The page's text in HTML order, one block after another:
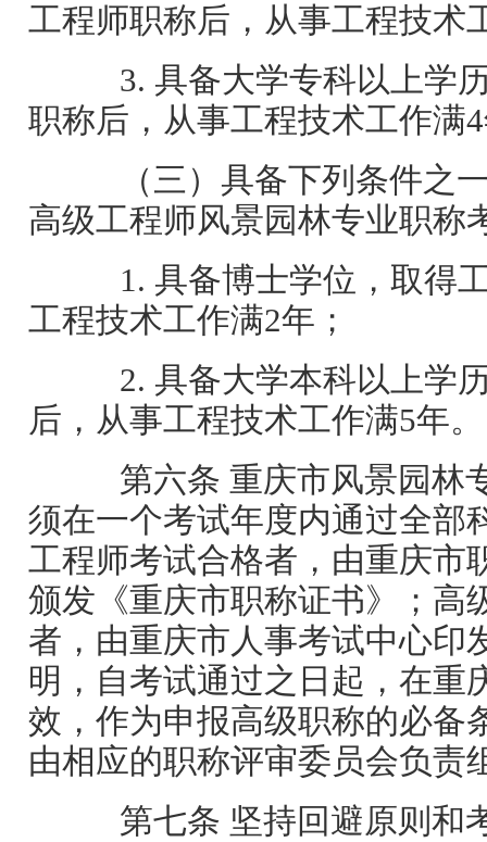
工程师职称后，从事工程技术
3. 具备大学专科以上学
职称后，从事工程技术工作满
（三）具备下列条件之
高级工程师风景园林专业职称
1. 具备博士学位，取得
工程技术工作满2年；
2. 具备大学本科以上学
后，从事工程技术工作满5年。
第六条 重庆市风景园林
须在一个考试年度内通过全部
工程师考试合格者，由重庆市
颁发《重庆市职称证书》；高
者，由重庆市人事考试中心印
明，自考试通过之日起，在重
效，作为申报高级职称的必备
由相应的职称评审委员会负责
第七条 坚持回避原则和